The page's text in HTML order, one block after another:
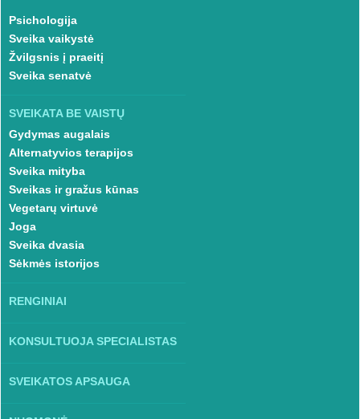
Psichologija
Sveika vaikystė
Žvilgsnis į praeitį
Sveika senatvė
SVEIKATA BE VAISTŲ
Gydymas augalais
Alternatyvios terapijos
Sveika mityba
Sveikas ir gražus kūnas
Vegetarų virtuvė
Joga
Sveika dvasia
Sėkmės istorijos
RENGINIAI
KONSULTUOJA SPECIALISTAS
SVEIKATOS APSAUGA